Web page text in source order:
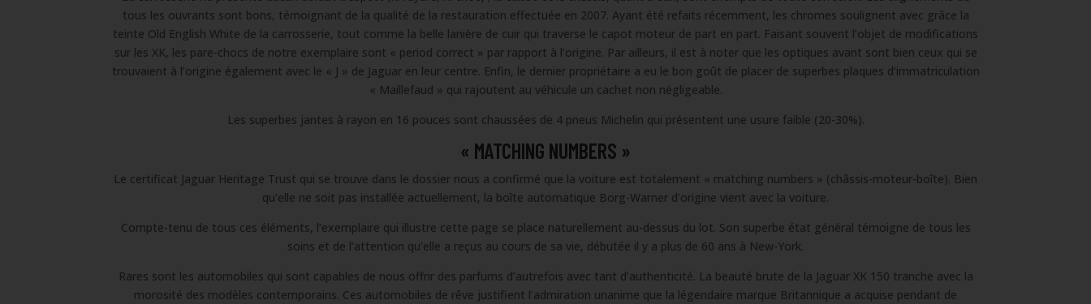
tous les ouvrants sont bons, témoignant de la qualité de la restauration effectuée en 2007. Ayant été refaits récemment, les chromes soulignent avec grâce la
teinte Old English White de la carrosserie, tout comme la belle lanière de cuir qui traverse le capot moteur de part en part. Faisant souvent l’objet de modifications
sur les XK, les pare-chocs de notre exemplaire sont « period correct » par rapport à l’origine. Par ailleurs, il est à noter que les optiques avant sont bien ceux qui se
trouvaient à l’origine également avec le « J » de Jaguar en leur centre. Enfin, le dernier propriétaire a eu le bon goût de placer de superbes plaques d’immatriculation
« Maillefaud » qui rajoutent au véhicule un cachet non négligeable.
Les superbes jantes à rayon en 16 pouces sont chaussées de 4 pneus Michelin qui présentent une usure faible (20-30%).
« MATCHING NUMBERS »
Le certificat Jaguar Heritage Trust qui se trouve dans le dossier nous a confirmé que la voiture est totalement « matching numbers » (châssis-moteur-boîte). Bien
qu’elle ne soit pas installée actuellement, la boîte automatique Borg-Warner d’origine vient avec la voiture.
Compte-tenu de tous ces éléments, l’exemplaire qui illustre cette page se place naturellement au-dessus du lot. Son superbe état général témoigne de tous les
soins et de l’attention qu’elle a reçus au cours de sa vie, débutée il y a plus de 60 ans à New-York.
Rares sont les automobiles qui sont capables de nous offrir des parfums d’autrefois avec tant d’authenticité. La beauté brute de la Jaguar XK 150 tranche avec la
morosité des modèles contemporains. Ces automobiles de rêve justifient l’admiration unanime que la légendaire marque Britannique a acquise pendant de